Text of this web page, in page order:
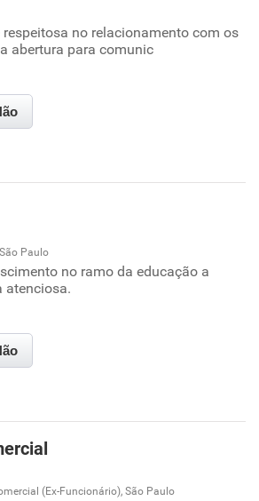
respeitosa no relacionamento com os
abertura para comunic
familiar
empresa
diretoria
Paulo
no ramo da educação a
atenciosa.
(Ex-Funcionário), São Paulo